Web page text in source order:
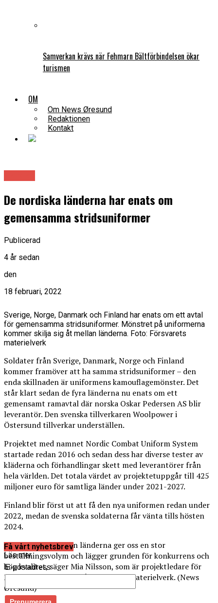
Samverkan krävs när Fehmarn Bältförbindelsen ökar
turismen
OM
Om News Øresund
Redaktionen
Kontakt
De nordiska länderna har enats om
gemensamma stridsuniformer
Publicerad
4 år sedan
den
18 februari, 2022
Sverige, Norge, Danmark och Finland har enats om ett avtal
för gemensamma stridsuniformer. Mönstret på uniformerna
kommer skilja sig åt mellan länderna. Foto: Försvarets
materielverk
Soldater från Sverige, Danmark, Norge och Finland
kommer framöver att ha samma stridsuniformer – den
enda skillnaden är uniformens kamouflagemönster. Det
står klart sedan de fyra länderna nu enats om ett
gemensamt ramavtal där norska Oskar Pedersen AS blir
leverantör. Den svenska tillverkaren Woolpower i
Östersund tillverkar underställen.
Projektet med namnet Nordic Combat Uniform System
startade redan 2016 och sedan dess har diverse tester av
kläderna och förhandlingar skett med leverantörer från
hela världen. Det totala värdet av projektetuppgår till 425
miljoner euro för samtliga länder under 2021-2027.
Finland blir först ut att få den nya uniformen redan under
2022, medan de svenska soldaterna får vänta tills hösten
2024.
– Samarbetet mellan länderna ger oss en stor
beställningsvolym och lägger grunden för konkurrens och
hög kvalitet, säger Mia Nilsson, som är projektledare för
NCUS i ettuttalandepå Försvarets materielverk. (News
Øresund)
Läs mer
Få vårt nyhetsbrev
E-postadress